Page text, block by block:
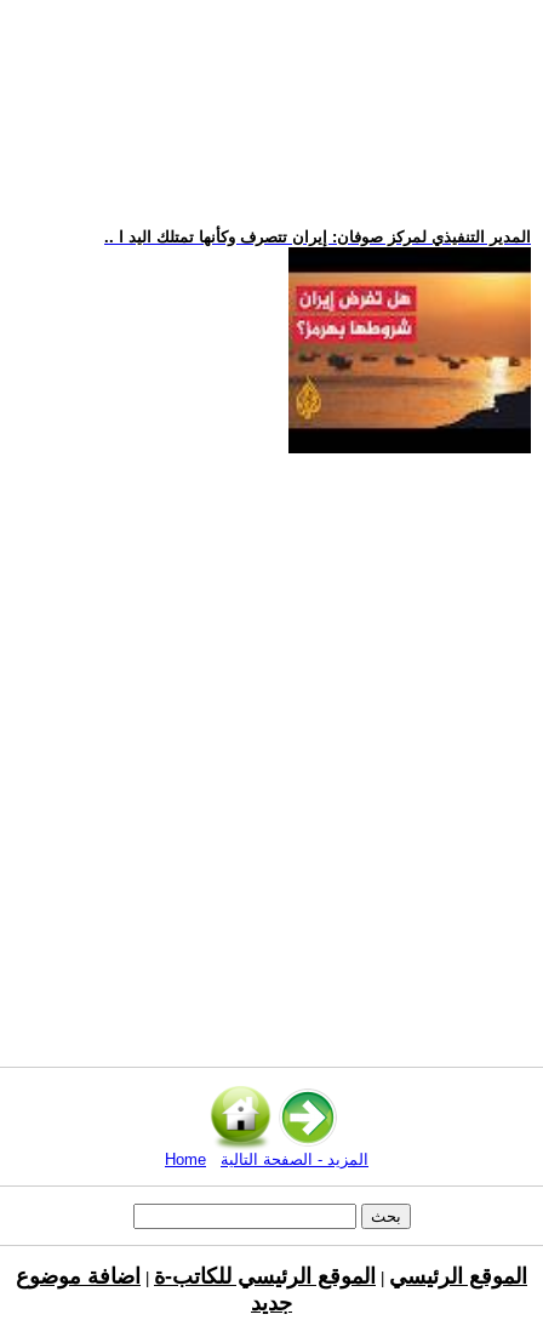
.. المدير التنفيذي لمركز صوفان: إيران تتصرف وكأنها تمتلك اليد ا
Home المزيد - الصفحة التالية
الموقع الرئيسي الموقع الرئيسي للكاتب-ة
اضافة موضوع
جديد